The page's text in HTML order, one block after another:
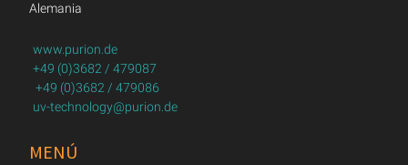
Alemania
www.purion.de
+49 (0)3682 / 479087
+49 (0)3682 / 479086
uv-technology@purion.de
MENÚ